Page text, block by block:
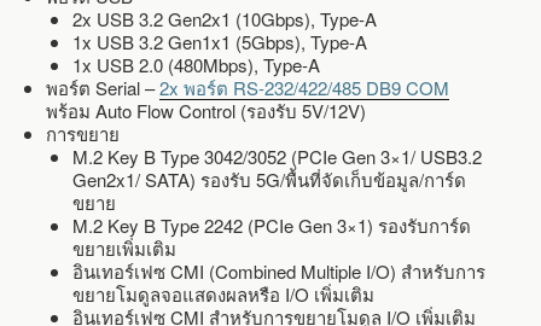
2x USB 3.2 Gen2x1 (10Gbps), Type-A
1x USB 3.2 Gen1x1 (5Gbps), Type-A
1x USB 2.0 (480Mbps), Type-A
พอร์ต Serial –2x พอร์ต RS-232/422/485 DB9 COM
พร้อม Auto Flow Control (รองรับ 5V/12V)
การขยาย
M.2 Key B Type 3042/3052 (PCIe Gen 3×1/ USB3.2
Gen2x1/ SATA) รองรับ 5G/พื้นที่จัดเก็บข้อมูล/การ์ด
ขยาย
M.2 Key B Type 2242 (PCIe Gen 3×1) รองรับการ์ด
ขยายเพิ่มเติม
อินเทอร์เฟซ CMI (Combined Multiple I/O) สำหรับการ
ขยายโมดูลจอแสดงผลหรือ I/O เพิ่มเติม
อินเทอร์เฟซ CMI สำหรับการขยายโมดูล I/O เพิ่มเติม